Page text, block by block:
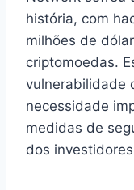
história, com
milhões de
criptomoedas.
vulnerabilidade
necessidade
medidas de
dos